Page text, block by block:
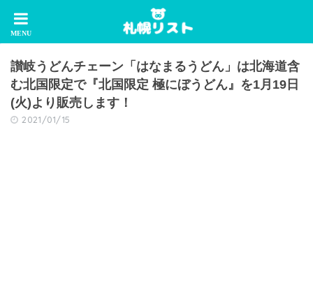
讃岐うどんチェーン「はなまるうどん」は北海道含
む北国限定で『北国限定 極にぼうどん』を1月19日
(火)より販売します！
2021/01/15